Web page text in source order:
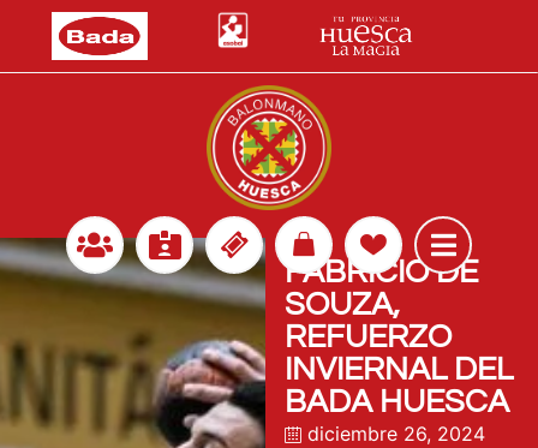
FABRICIO DE
SOUZA,
REFUERZO
INVIERNAL DEL
BADA HUESCA
diciembre 26, 2024